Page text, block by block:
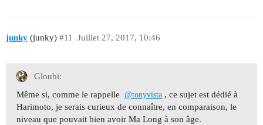
junky (junky) Juillet 27, 2017, 10:46
#11
Gloubi:
Même si, comme le rappelle
@tonyvista , ce sujet est dédié à
Harimoto, je serais curieux de connaître, en comparaison, le
niveau que pouvait bien avoir Ma Long à son âge.